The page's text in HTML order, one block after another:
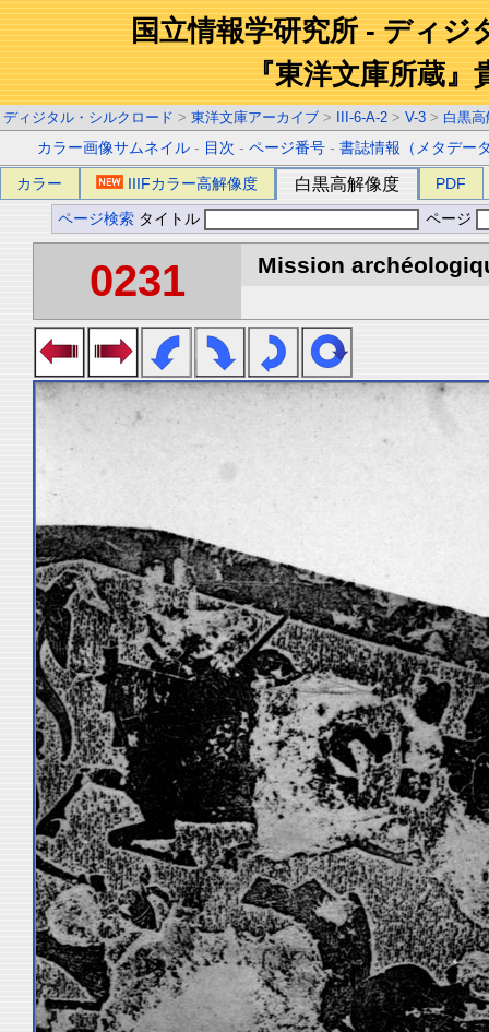
国立情報学研究所 - ディジ
『東洋文庫所蔵』
ディジタル・シルクロード > 東洋文庫アーカイブ > III-6-A-2 > V-3 > 白黒
カラー画像サムネイル - 目次 -ページ番号 -書誌情報（メタデー
カラー IIIFカラー高解像度 白黒高解像度 PDF
ページ検索 タイトル ページ
0231 Mission